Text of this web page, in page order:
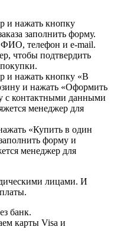
и нажать кнопку
заполнить форму.
телефон и e-mail.
чтобы подтвердить
и нажать кнопку «В
и нажать «Оформить
с контактными данными
менеджер для
«Купить в один
форму и
менеджер для
лицами. И
банк.
карты Visa и